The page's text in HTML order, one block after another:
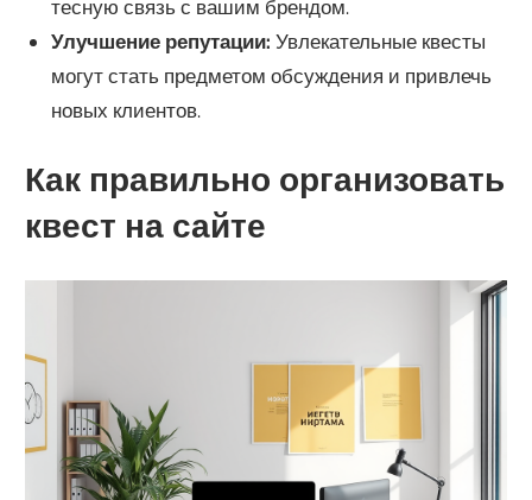
тесную связь с вашим брендом.
Улучшение репутации: Увлекательные квесты
могут стать предметом обсуждения и привлечь
новых клиентов.
Как правильно организовать
квест на сайте